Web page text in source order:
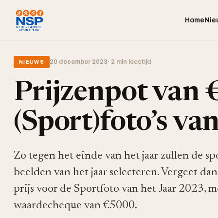
Home
NIEUWS 20 december 2023· 2 min leestijd
Prijzenpot van
(Sport)foto’s
Zo tegen het einde van het jaar zullen de
beelden van het jaar selecteren. Vergeet
prijs voor de Sportfoto van het Jaar 2023,
waardecheque van €5000.